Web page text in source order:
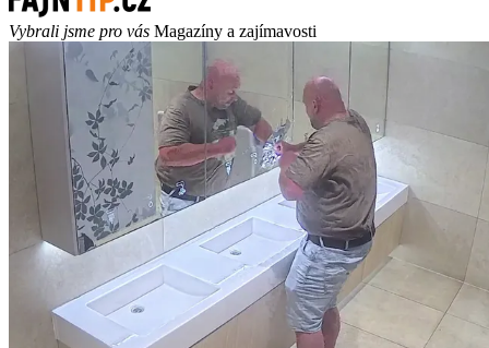
Vybrali jsme pro vás Magazíny a zajímavosti